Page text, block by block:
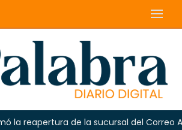
de la sucursal del Correo